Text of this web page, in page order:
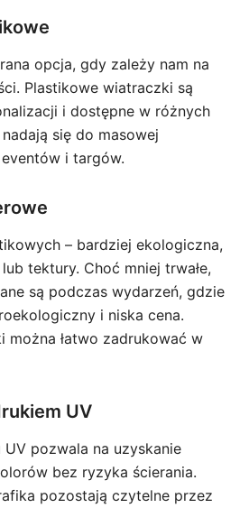
opcja, gdy zależy nam na
Plastikowe wiatraczki są
i dostępne w różnych
się do masowej
i targów.
– bardziej ekologiczna,
tektury. Choć mniej trwałe,
są podczas wydarzeń, gdzie
i niska cena.
można łatwo zadrukować w
UV
pozwala na uzyskanie
bez ryzyka ścierania.
pozostają czytelne przez